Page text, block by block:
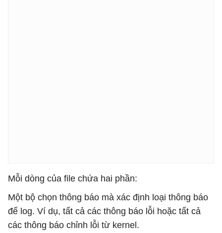
Mỗi dòng của file chứa hai phần:
Một bộ chọn thông báo mà xác định loại thông báo
để log. Ví dụ, tất cả các thông báo lỗi hoặc tất cả
các thông báo chỉnh lỗi từ kernel.